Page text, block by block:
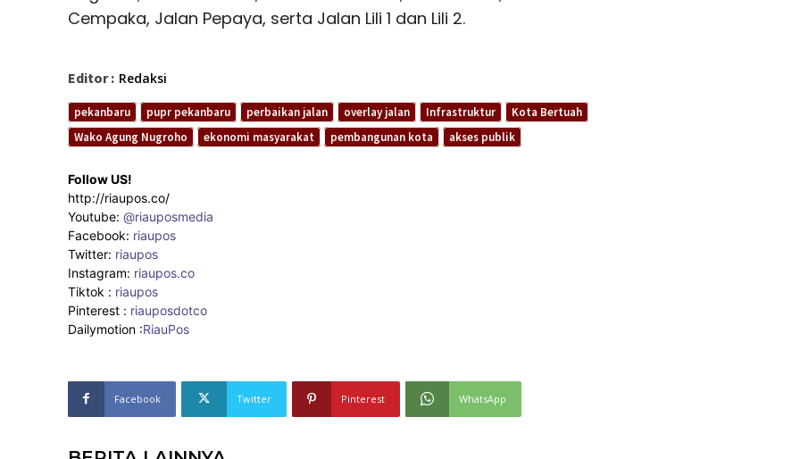
Cempaka, Jalan Pepaya, serta Jalan Lili 1 dan Lili 2.
Editor : Redaksi
pekanbaru pupr pekanbaru perbaikan jalan overlay jalan Infrastruktur
Kota Bertuah
Wako Agung Nugroho
ekonomi masyarakat pembangunan kota akses publik
Follow US!
http://riaupos.co/
Youtube: @riauposmedia
Facebook: riaupos
Twitter: riaupos
Instagram: riaupos.co
Tiktok : riaupos
Pinterest : riauposdotco
Dailymotion :RiauPos
Facebook Twitter Pinterest WhatsApp